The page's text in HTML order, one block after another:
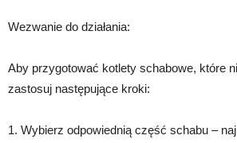
Wezwanie do działania:
Aby przygotować kotlety schabowe, które
zastosuj następujące kroki:
1. Wybierz odpowiednią część schabu –